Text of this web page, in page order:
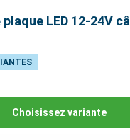
LED 12-24V
Choisissez variante